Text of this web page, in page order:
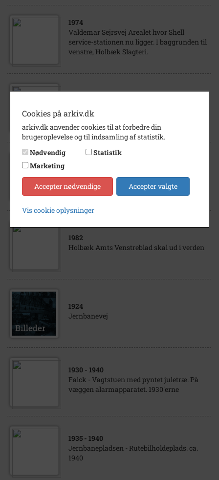
1974
Valdemar Sejrsvej Arealet hvor Shell
service-stationen nu ligger. I baggrunden til
venstre, Holbæk Slagteri.
Posthuset
Banegårdspladsen
1982
Holbæk Amts Venstreblad skal ud i verden
1924
Jernbanevej
1930 - 1940
Falck - Vagtstuen med pyntet juletræ. På
væggen alarmapparatet. 1930'erne
1935 - 1940
Jernbanepladsen - Rutebilholdeplads. ca.
1940
Cookies på arkiv.dk
arkiv.dk anvender cookies til at forbedre din
brugeroplevelse og til indsamling af statistik.
Nødvendig
Statistik
Marketing
Accepter nødvendige Accepter valgte
Vis cookie oplysninger